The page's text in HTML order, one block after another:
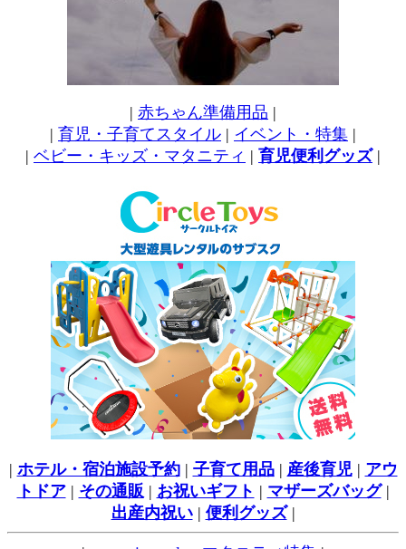
| 赤ちゃん準備用品 |
| 育児・子育てスタイル | イベント・特集 |
| ベビー・キッズ・マタニティ | 育児便利グッズ|
| ホテル・宿泊施設予約| 子育て用品| 産後育児| アウ
トドア| その通販 | お祝いギフト | マザーズバッグ|
出産内祝い| 便利グッズ|